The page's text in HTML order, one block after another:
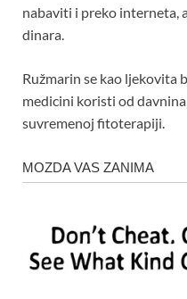
nabaviti i preko interneta,
dinara.
Ružmarin se kao ljekovita
medicini koristi od
suvremenoj fitoterapiji.